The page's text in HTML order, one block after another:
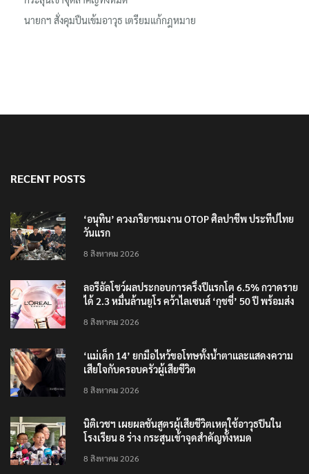
นิติเวชฯ เผยผลชันสูตรผู้เสียชีวิตเหตุใช้อาวุธปืนในโรงเรียน 8 ร่าง
กระสุนเข้าจุดสำคัญทั้งหมด
‘อนุทิน’ ควงภริยาชมงาน OTOP ศิลปาชีพ ประทีปไทย
8 สิงหาคม 2026
ลอรีอัลโชว์ผลประกอบการครึ่งปีแรกโต 6.5% กวาดราย
8 สิงหาคม 2026
‘แม่เด็ก 14’ ยกมือไหว้ขอโทษทั้งน้ำตาและแสดงความ
8 สิงหาคม 2026
นิติเวชฯ เผยผลชันสูตรผู้เสียชีวิตเหตุใช้อาวุธปืนใน